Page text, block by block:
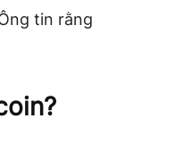
tin rằng